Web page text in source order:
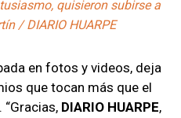
quisieron subirse a
/ DIARIO HUARPE
en fotos y videos, deja
que tocan más que el
DIARIO HUARPE,